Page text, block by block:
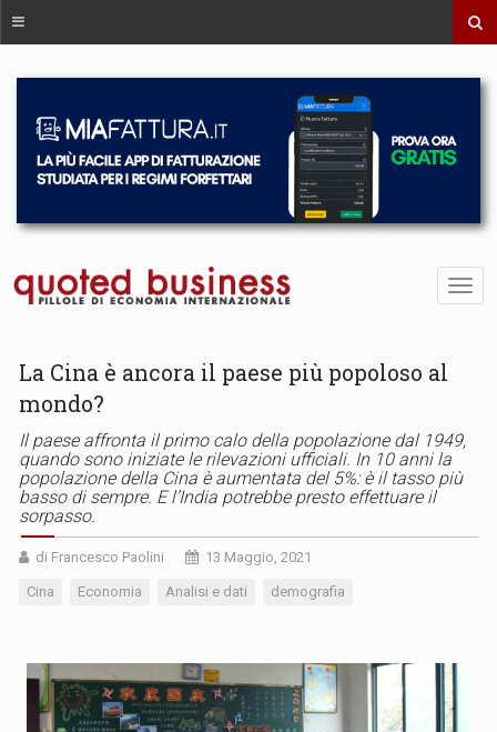
La Cina è ancora il paese più popoloso al
mondo?
Il paese affronta il primo calo della popolazione dal 1949,
quando sono iniziate le rilevazioni ufficiali. In 10 anni la
popolazione della Cina è aumentata del 5%: è il tasso più
basso di sempre. E l’India potrebbe presto effettuare il
sorpasso.
di Francesco Paolini 13 Maggio, 2021
Cina Economia Analisi e dati demografia